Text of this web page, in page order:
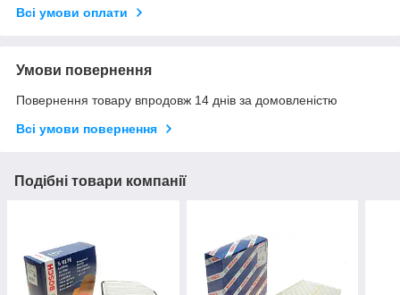
Всі умови оплати
Умови повернення
Повернення товару впродовж 14 днів за домовленістю
Всі умови повернення
Подібні товари компанії